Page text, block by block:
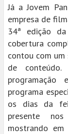
Já a Jovem
empresa de
34ª edição
cobertura
contou com
de conteúdo.
programação
programa
os dias da
presente
mostrando